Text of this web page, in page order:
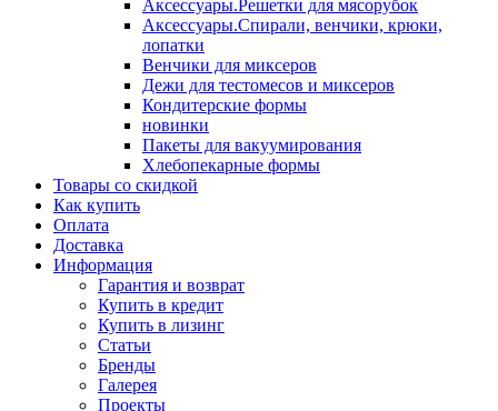
Аксессуары.Решетки для мясорубок
Аксессуары.Спирали, венчики, крюки,
лопатки
Венчики для миксеров
Дежи для тестомесов и миксеров
Кондитерские формы
новинки
Пакеты для вакуумирования
Хлебопекарные формы
Товары со скидкой
Как купить
Оплата
Доставка
Информация
Гарантия и возврат
Купить в кредит
Купить в лизинг
Статьи
Бренды
Галерея
Проекты